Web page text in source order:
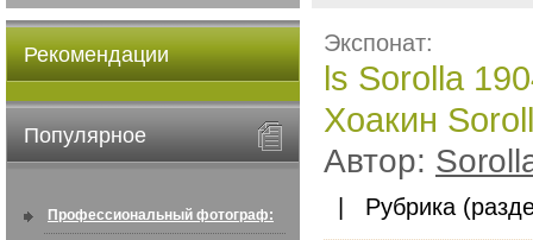
Рекомендации
Популярное
Профессиональный фотограф:
Экспонат:
ls Sorolla
Хоакин
Автор:
| Рубрика